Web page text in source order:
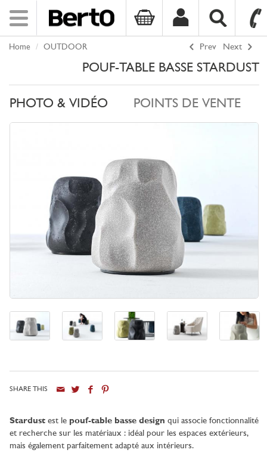
SKIP TO CONTENT
Toggle
navigation
Prev Next
Home OUTDOOR
POUF-TABLE BASSE STARDUST
PHOTO & VIDÉO POINTS DE VENTE
SHARE THIS
Stardust est le pouf-table basse design qui associe fonctionnalité
et recherche sur les matériaux : idéal pour les espaces extérieurs,
mais également parfaitement adapté aux intérieurs.